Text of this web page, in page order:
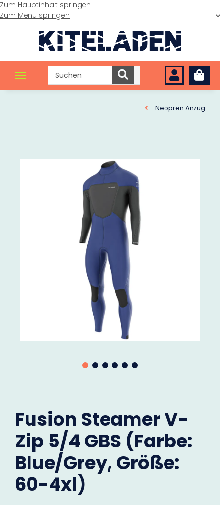
Zum Hauptinhalt springen
Zum Menü springen
Neopren Anzug
Fusion Steamer V-
Zip 5/4 GBS (Farbe:
Blue/Grey, Größe:
60-4xl)